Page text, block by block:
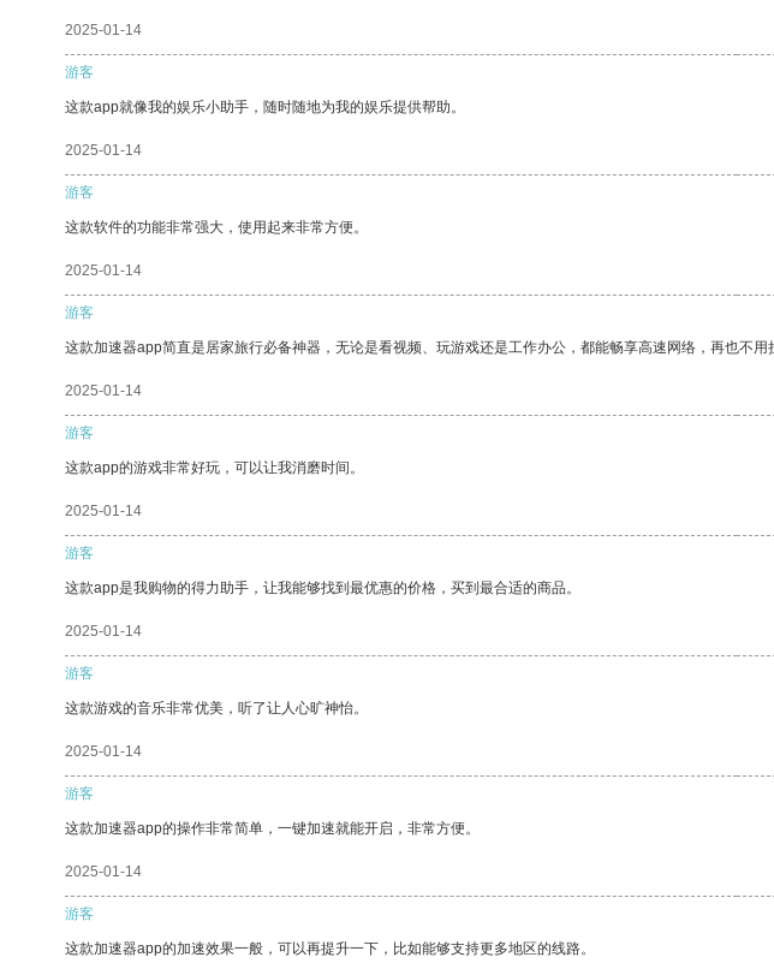
2025-01-14
游客
这款app就像我的娱乐小助手，随时随地为我的娱乐提供帮助。
2025-01-14
游客
这款软件的功能非常强大，使用起来非常方便。
2025-01-14
游客
这款加速器app简直是居家旅行必备神器，无论是看视频、玩游戏还是工作办公，都能畅享高速网络，再也不
2025-01-14
游客
这款app的游戏非常好玩，可以让我消磨时间。
2025-01-14
游客
这款app是我购物的得力助手，让我能够找到最优惠的价格，买到最合适的商品。
2025-01-14
游客
这款游戏的音乐非常优美，听了让人心旷神怡。
2025-01-14
游客
这款加速器app的操作非常简单，一键加速就能开启，非常方便。
2025-01-14
游客
这款加速器app的加速效果一般，可以再提升一下，比如能够支持更多地区的线路。